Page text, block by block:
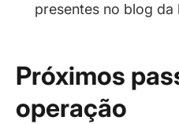
presentes no blog da
Próximos
operação